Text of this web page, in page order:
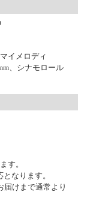
イメロディ
、シナモロール
す。
なります。
けまで通常より